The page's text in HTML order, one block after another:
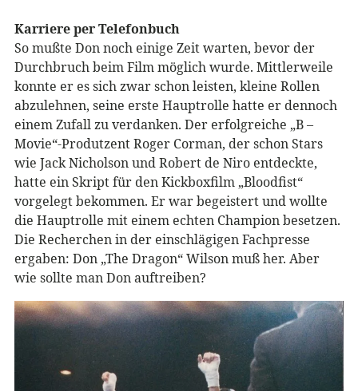
Karriere per Telefonbuch
So mußte Don noch einige Zeit warten, bevor der
Durchbruch beim Film möglich wurde. Mittlerweile
konnte er es sich zwar schon leisten, kleine Rollen
abzulehnen, seine erste Hauptrolle hatte er dennoch
einem Zufall zu verdanken. Der erfolgreiche „B –
Movie“-Produtzent Roger Corman, der schon Stars
wie Jack Nicholson und Robert de Niro entdeckte,
hatte ein Skript für den Kickboxfilm „Bloodfist“
vorgelegt bekommen. Er war begeistert und wollte
die Hauptrolle mit einem echten Champion besetzen.
Die Recherchen in der einschlägigen Fachpresse
ergaben: Don „The Dragon“ Wilson muß her. Aber
wie sollte man Don auftreiben?